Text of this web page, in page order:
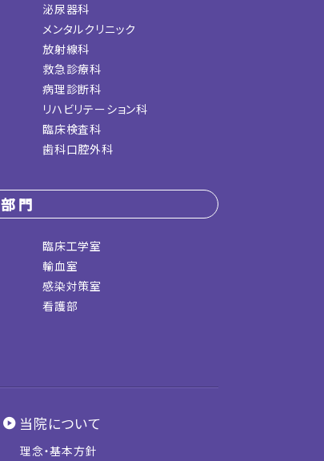
泌尿器科
メンタルクリニック
放射線科
救急診療科
病理診断科
リハビリテーション科
臨床検査科
歯科口腔外科
部門
臨床工学室
輸血室
感染対策室
看護部
当院について
理念・基本方針